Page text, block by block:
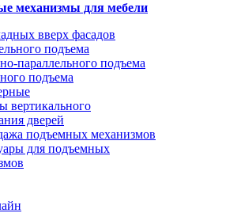
механизмы для мебели
вверх фасадов
подъема
параллельного подъема
подъема
вертикального
дверей
подъемных механизмов
для подъемных